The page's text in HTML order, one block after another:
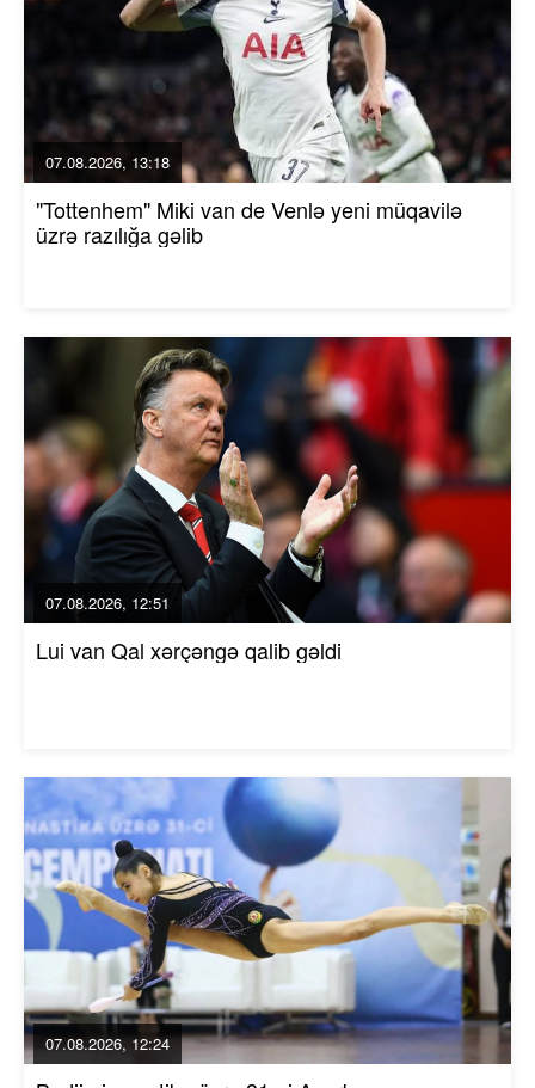
07.08.2026, 13:18
"Tottenhem" Miki van de Venlə yeni müqavilə
üzrə razılığa gəlib
07.08.2026, 12:51
Lui van Qal xərçəngə qalib gəldi
07.08.2026, 12:24